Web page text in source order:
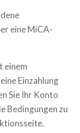
eine MiCA-
einem
Einzahlung
Sie Ihr Konto
Bedingungen zu